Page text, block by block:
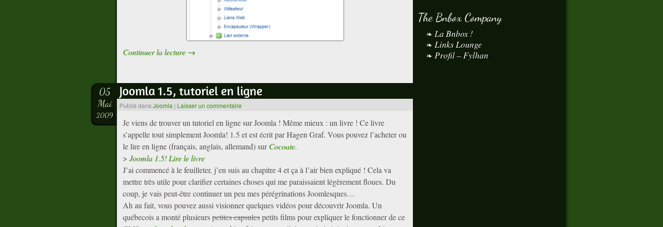
Continuer la lecture →
Joomla 1.5, tutoriel en ligne
Publié dansJoomla | Laisser un commentaire
05
Mai
2009
Je viens de trouver un tutoriel en ligne sur Joomla ! Même mieux : un livre ! Ce livre
s’appelle tout simplement Joomla! 1.5 et est écrit par Hagen Graf. Vous pouvez l’acheter ou
le lire en ligne (français, anglais, allemand) surCocoate.
> Joomla 1.5! Lire le livre
J’ai commencé à le feuilleter, j’en suis au chapitre 4 et ça à l’air bien expliqué ! Cela va
mettre très utile pour clarifier certaines choses qui me paraissaient légèrement floues. Du
coup, je vais peut-être continuer un peu mes pérégrinations Joomlesques…
Ah au fait, vous pouvez aussi visionner quelques vidéos pour découvrir Joomla. Un
québecois a monté plusieurspetites capsulespetits films pour expliquer le fonctionner de ce
The Bnbox Company
La Bnbox !
Links Lounge
Profil – Fylhan